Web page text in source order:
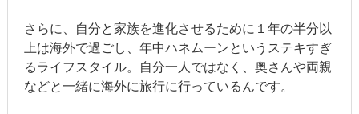
さらに、自分と家族を進化させるために１年の半分以
上は海外で過ごし、年中ハネムーンというステキすぎ
るライフスタイル。自分一人ではなく、奥さんや両親
などと一緒に海外に旅行に行っているんです。